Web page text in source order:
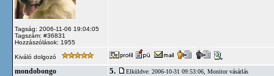
Tagság: 2006-11-06 19:04:05
Tagszám: #36831
Hozzászólások: 1955
Kiváló dolgozó
mondobongo 5. Elküldve: 2006-10-31 09:53:06, Monitor vásárlás